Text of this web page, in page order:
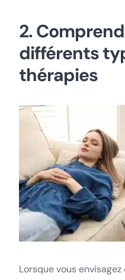
2.
différents
thérapies
Lorsque vous